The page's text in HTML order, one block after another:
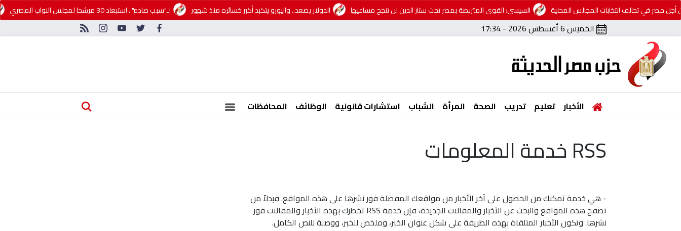
مصر في تحالف انتخابات المجالس المحلية السيسي: القوى المتربصة بمصر تحت ستار الدين لن تنجح مساعيها الدولار يصعد.. واليورو يتكبد أكبر خسائره منذ شهور لـ"سبب صادم".. استبعاد 30 مرشحا لمجلس النواب المصري
الخميس 6 أغسطس 2026 - 17:34
الأخبار تعليم تدريب الصحة المرأة الشباب استشارات قانونية الوظائف المحافظات
RSS خدمة المعلومات
- هي خدمة تمكنك من الحصول على آخر الأخبار من مواقعك المفضلة فور نشرها على هذه المواقع. فبدلاً من
تصفح هذه المواقع والبحث عن الأخبار والمقالات الجديدة، فإن خدمة RSS تخطرك بهذه الأخبار والمقالات فور
نشرها. وتكون الأخبار المتلقاة بهذه الطريقة على شكل عنوان الخبر، وملخص للخبر، ووصلة للنص الكامل.